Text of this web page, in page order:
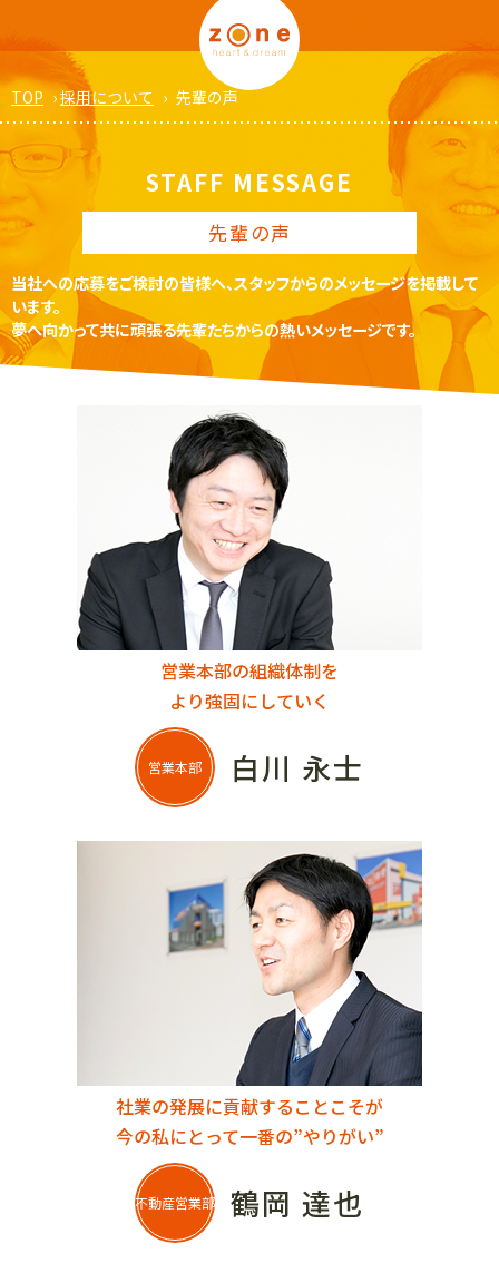
TOP ›採用について › 先輩の声
STAFF MESSAGE
先輩の声
当社への応募をご検討の皆様へ、スタッフからのメッセージを掲載して
います。
夢へ向かって共に頑張る先輩たちからの熱いメッセージです。
営業本部の組織体制を
より強固にしていく
営業本部 白川 永士
社業の発展に貢献することこそが
今の私にとって一番の”やりがい”
不動産営業部 鶴岡 達也